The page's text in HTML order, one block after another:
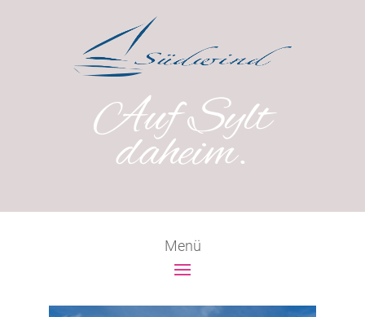
Auf Sylt
daheim.
Menü